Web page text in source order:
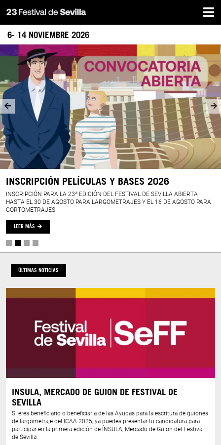
Pasar
al
contenido
principal
6- 14 NOVIEMBRE 2026
LA
BANDA
SONORA
PERFECTA
INSCRIPCIÓN PELÍCULAS Y BASES 2026
INSCRIPCIÓN PARA LA 23ª EDICIÓN DEL FESTIVAL DE SEVILLA ABIERTA
HASTA EL 30 DE AGOSTO PARA LARGOMETRAJES Y EL 16 DE AGOSTO PARA
CORTOMETRAJES
LEER MÁS
ÚLTIMAS NOTICIAS
INSULA, MERCADO DE GUION DE FESTIVAL DE
SEVILLA
Si eres beneficiario o beneficiaria de las Ayudas para la escritura de guiones
de largometraje del ICAA 2025, ya puedes presentar tu candidatura para
participar en la primera edición de ÍNSULA, Mercado de Guion del Festival
de Sevilla